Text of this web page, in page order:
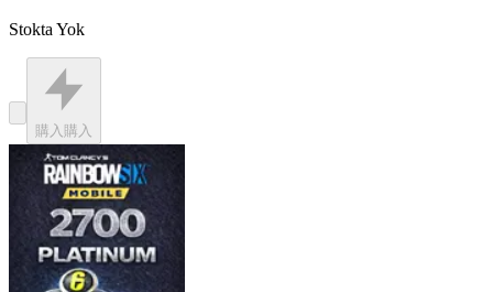
Stokta Yok
購入 購入